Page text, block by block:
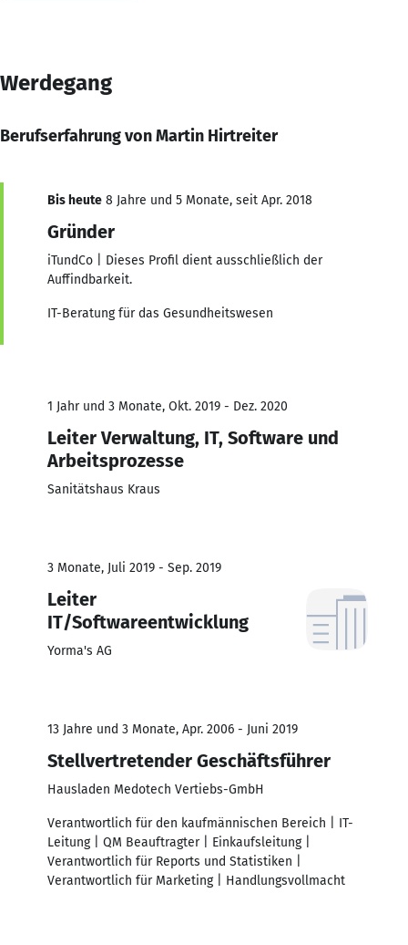
Werdegang
Berufserfahrung von Martin Hirtreiter
Bis heute 8 Jahre und 5 Monate, seit Apr. 2018
Gründer
iTundCo | Dieses Profil dient ausschließlich der
Auffindbarkeit.
IT-Beratung für das Gesundheitswesen
1 Jahr und 3 Monate, Okt. 2019 - Dez. 2020
Leiter Verwaltung, IT, Software und
Arbeitsprozesse
Sanitätshaus Kraus
3 Monate, Juli 2019 - Sep. 2019
Leiter
IT/Softwareentwicklung
Yorma's AG
13 Jahre und 3 Monate, Apr. 2006 - Juni 2019
Stellvertretender Geschäftsführer
Hausladen Medotech Vertiebs-GmbH
Verantwortlich für den kaufmännischen Bereich | IT-
Leitung | QM Beauftragter | Einkaufsleitung |
Verantwortlich für Reports und Statistiken |
Verantwortlich für Marketing | Handlungsvollmacht